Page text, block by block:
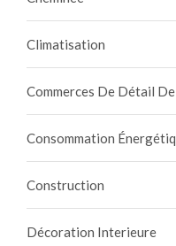
Climatisation
Commerces De Détail
Consommation
Construction
Décoration Interieure